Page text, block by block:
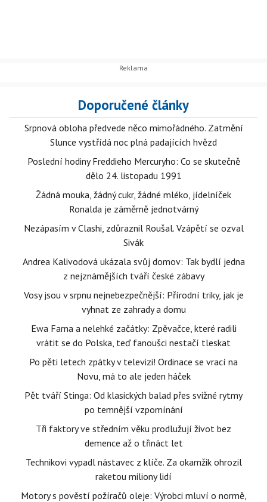
Doporučené články
Srpnová obloha předvede něco mimořádného. Zatmění
Slunce vystřídá noc plná padajících hvězd
Poslední hodiny Freddieho Mercuryho: Co se skutečně
dělo 24. listopadu 1991
Žádná mouka, žádný cukr, žádné mléko, jídelníček
Ronalda je záměrně jednotvárný
Nezápasím v Clashi, zdůraznil Roušal. Vzápětí se ozval
Sivák
Andrea Kalivodová ukázala svůj domov: Tak bydlí jedna
z nejznámějších tváří české zábavy
Vosy jsou v srpnu nejnebezpečnější: Přírodní triky, jak je
vyhnat ze zahrady a domu
Ewa Farna a nelehké začátky: Zpěvačce, které radili
vrátit se do Polska, teď fanoušci nestačí tleskat
Po pěti letech zpátky v televizi! Ordinace se vrací na
Novu, má to ale jeden háček
Pět tváří Stinga: Od klasických balad přes svižné rytmy
po temnější vzpomínání
Tři faktory ve středním věku prodlužují život bez
demence až o třináct let
Technikovi vypadl nástavec z klíče. Za okamžik ohrozil
raketou miliony lidí
Motory s pověstí požíračů oleje: Výrobci mluví o normě,